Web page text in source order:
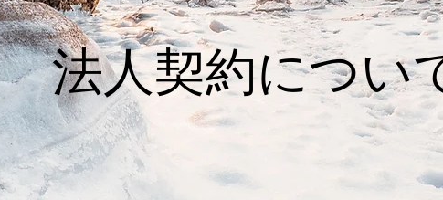
法人契約につい